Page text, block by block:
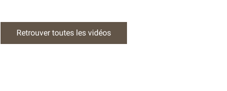
Retrouver toutes les vidéos